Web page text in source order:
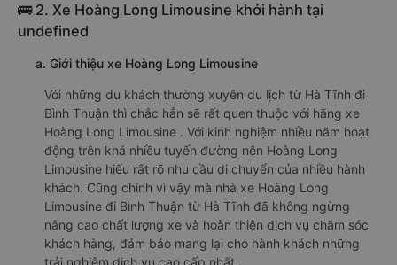
🚌 2. Xe Hoàng Long Limousine khởi hành tại
undefined
a. Giới thiệu xe Hoàng Long Limousine
Với những du khách thường xuyên du lịch từ Hà Tĩnh đi
Bình Thuận thì chắc hẳn sẽ rất quen thuộc với hãng xe
Hoàng Long Limousine . Với kinh nghiệm nhiều năm hoạt
động trên khá nhiều tuyến đường nên Hoàng Long
Limousine hiểu rất rõ nhu cầu di chuyển của nhiều hành
khách. Cũng chính vì vậy mà nhà xe Hoàng Long
Limousine đi Bình Thuận từ Hà Tĩnh đã không ngừng
nâng cao chất lượng xe và hoàn thiện dịch vụ chăm sóc
khách hàng, đảm bảo mang lại cho hành khách những
trải nghiệm dịch vụ cao cấp nhất.